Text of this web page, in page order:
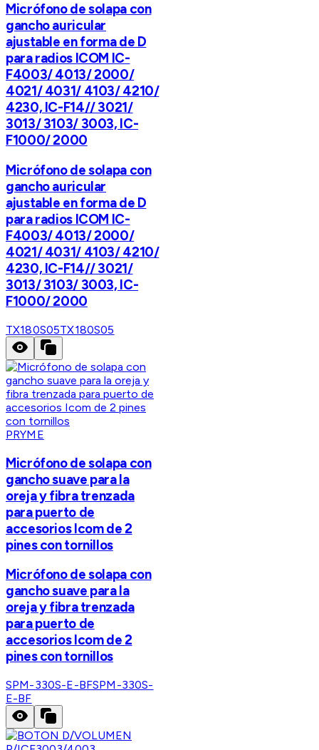
Micrófono de solapa con
gancho auricular
ajustable en forma de D
para radios ICOM IC-
F4003/ 4013/ 2000/
4021/ 4031/ 4103/ 4210/
4230, IC-F14// 3021/
3013/ 3103/ 3003, IC-
F1000/ 2000
Micrófono de solapa con
gancho auricular
ajustable en forma de D
para radios ICOM IC-
F4003/ 4013/ 2000/
4021/ 4031/ 4103/ 4210/
4230, IC-F14// 3021/
3013/ 3103/ 3003, IC-
F1000/ 2000
TX180S05TX180S05
PRYME
Micrófono de solapa con
gancho suave para la
oreja y fibra trenzada
para puerto de
accesorios Icom de 2
pines con tornillos
Micrófono de solapa con
gancho suave para la
oreja y fibra trenzada
para puerto de
accesorios Icom de 2
pines con tornillos
SPM-330S-E-BFSPM-330S-
E-BF